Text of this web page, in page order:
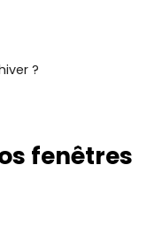
?
fenêtres